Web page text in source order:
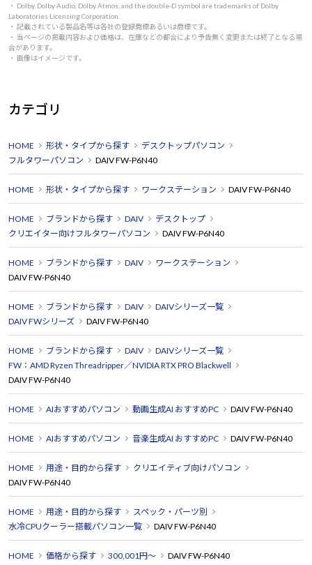
・ Dolby, Dolby Audio, Dolby Atmos, and the double-D symbol are trademarks of Dolby
Laboratories Licensing Corporation.
・ 記載されている製品名等は各社の登録商標あるいは商標です。
・ 当ページの掲載内容および価格は、在庫などの都合により予告無く変更または終了となる場
合があります。
・ 画像はイメージです。
カテゴリ
HOME 形状・タイプから探す
デスクトップパソコン
フルタワーパソコン
DAIV FW-P6N40
HOME 形状・タイプから探す ワークステーション DAIV FW-P6N40
HOME ブランドから探す DAIV
デスクトップ
クリエイター向けフルタワーパソコン
DAIV FW-P6N40
HOME ブランドから探す DAIV
ワークステーション
DAIV FW-P6N40
HOME ブランドから探す DAIV
DAIVシリーズ一覧
DAIV FWシリーズ
DAIV FW-P6N40
HOME ブランドから探す DAIV
DAIVシリーズ一覧
FW：AMD Ryzen Threadripper／NVIDIA RTX PRO Blackwell
DAIV FW-P6N40
HOME AIおすすめパソコン 動画生成AI おすすめPC DAIV FW-P6N40
HOME AIおすすめパソコン 音楽生成AI おすすめPC DAIV FW-P6N40
HOME 用途・目的から探す
クリエイティブ向けパソコン
DAIV FW-P6N40
HOME 用途・目的から探す
スペック・パーツ別
水冷CPUクーラー搭載パソコン一覧
DAIV FW-P6N40
HOME 価格から探す 300,001円～ DAIV FW-P6N40